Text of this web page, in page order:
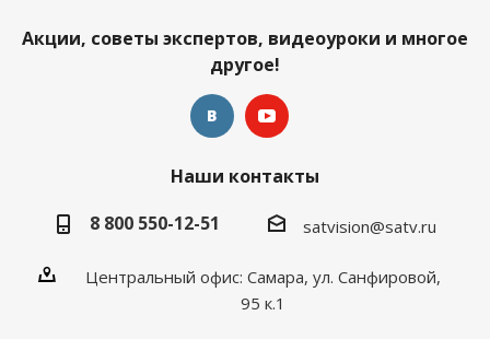
Акции, советы экспертов, видеоуроки и многое
другое!
Наши контакты
8 800 550-12-51
satvision@satv.ru
Центральный офис: Самара, ул. Санфировой,
95 к.1